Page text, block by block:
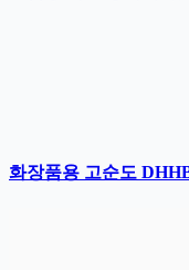
화장품용 고순도